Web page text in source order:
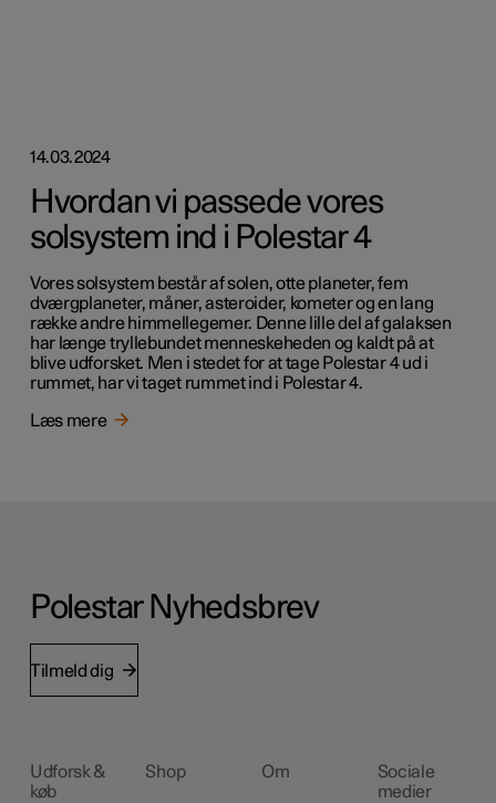
14.03.2024
Hvordan vi passede vores
solsystem ind i Polestar 4
Vores solsystem består af solen, otte planeter, fem
dværgplaneter, måner, asteroider, kometer og en lang
række andre himmellegemer. Denne lille del af galaksen
har længe tryllebundet menneskeheden og kaldt på at
blive udforsket. Men i stedet for at tage Polestar 4 ud i
rummet, har vi taget rummet ind i Polestar 4.
Læs mere
Polestar Nyhedsbrev
Tilmeld dig
Udforsk &
køb
Shop Om
Sociale
medier